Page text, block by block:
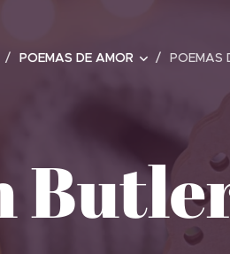
POEMAS DE AMOR POEMAS